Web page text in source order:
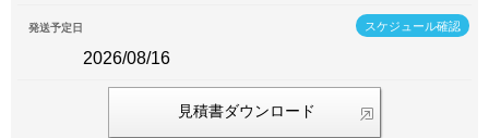
スケジュール確認
発送予定日
2026/08/16
見積書ダウンロード